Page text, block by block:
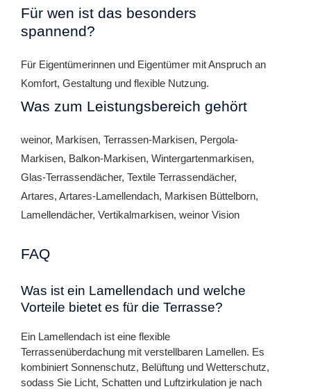
Für wen ist das besonders
spannend?
Für Eigentümerinnen und Eigentümer mit Anspruch an
Komfort, Gestaltung und flexible Nutzung.
Was zum Leistungsbereich gehört
weinor, Markisen, Terrassen-Markisen, Pergola-
Markisen, Balkon-Markisen, Wintergartenmarkisen,
Glas-Terrassendächer, Textile Terrassendächer,
Artares, Artares-Lamellendach, Markisen Büttelborn,
Lamellendächer, Vertikalmarkisen, weinor Vision
FAQ
Was ist ein Lamellendach und welche
Vorteile bietet es für die Terrasse?
Ein Lamellendach ist eine flexible
Terrassenüberdachung mit verstellbaren Lamellen. Es
kombiniert Sonnenschutz, Belüftung und Wetterschutz,
sodass Sie Licht, Schatten und Luftzirkulation je nach